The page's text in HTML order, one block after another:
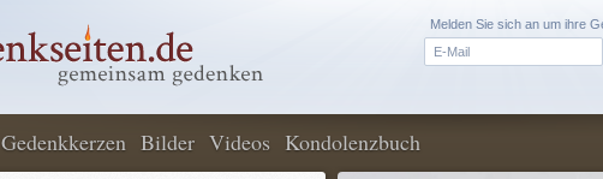
Melden Sie sich an um ihre
Gedenkkerzen Bilder Videos Kondolenzbuch